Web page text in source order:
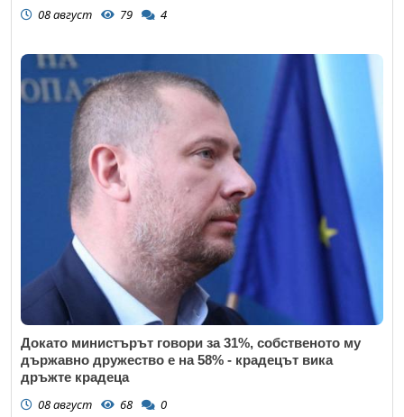
08 август 79 4
Докато министърът говори за 31%, собственото му
държавно дружество е на 58% - крадецът вика
дръжте крадеца
08 август 68 0